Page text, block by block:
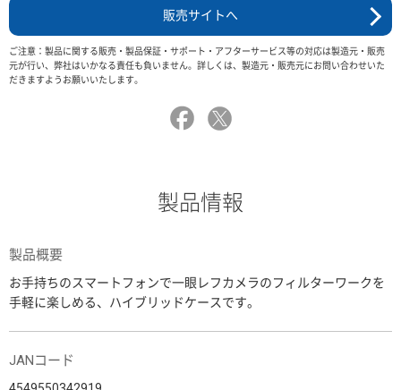
販売サイトへ
ご注意：製品に関する販売・製品保証・サポート・アフターサービス等の対応は製造元・販売
元が行い、弊社はいかなる責任も負いません。詳しくは、製造元・販売元にお問い合わせいた
だきますようお願いいたします。
製品情報
製品概要
お手持ちのスマートフォンで一眼レフカメラのフィルターワークを
手軽に楽しめる、ハイブリッドケースです。
JANコード